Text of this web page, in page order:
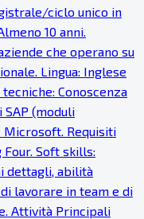
ciclo unico in
10 anni.
che operano su
Lingua: Inglese
Conoscenza
SAP (moduli
Microsoft. Requisiti
Soft skills:
dettagli, abilità
lavorare in team e di
Attività Principali